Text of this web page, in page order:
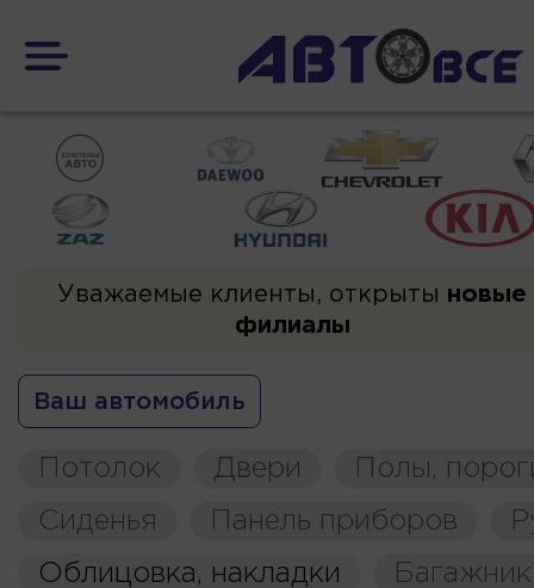
Уважаемые клиенты, открыты новые
филиалы
Ваш автомобиль
Потолок Двери
Полы,
Сиденья
Панель приборов
Облицовка, накладки
Багажник